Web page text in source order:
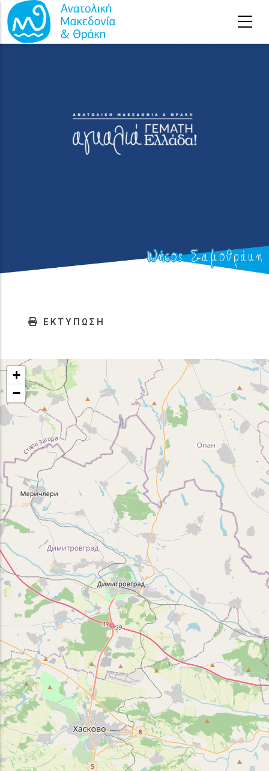
Παράκαμψη προς το κυρίως περιεχόμενο
Νήσος Σαμοθράκη
ΕΚΤΥΠΩΣΗ
+
−